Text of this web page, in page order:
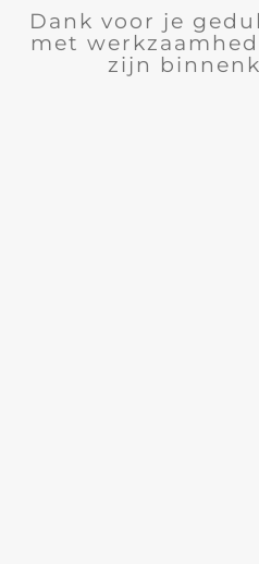
Dank voor je
met
zijn